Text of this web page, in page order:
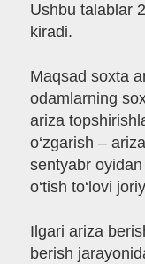
Ushbu talablar
kiradi.
Maqsad soxta
odamlarning
ariza
o‘zgarish –
sentyabr
o‘tish to‘lovi
Ilgari ariza
berish